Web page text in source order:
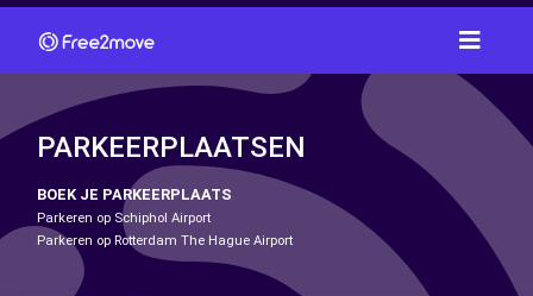
PARKEERPLAATSEN
BOEK JE PARKEERPLAATS
Parkeren op Schiphol Airport
Parkeren op Rotterdam The Hague Airport